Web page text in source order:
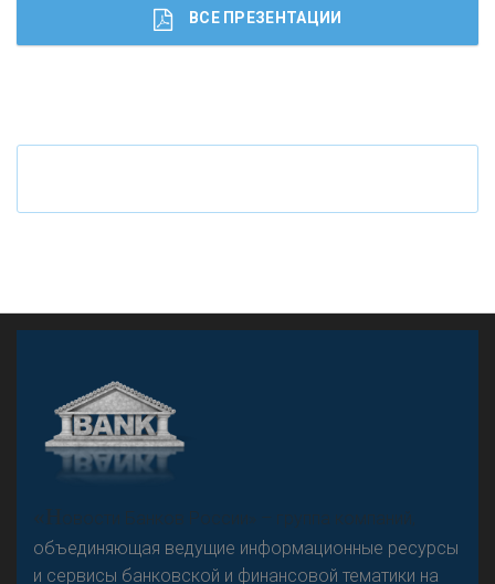
Что будет с наличными деньгами при цифровом
ВСЕ ПРЕЗЕНТАЦИИ
«Н
овости Банков России» – группа компаний,
объединяющая ведущие информационные ресурсы
и сервисы банковской и финансовой тематики на